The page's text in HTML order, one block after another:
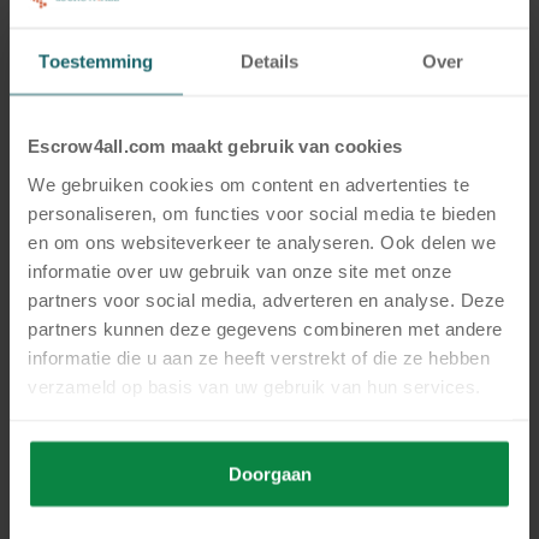
Toestemming Details Over
Escrow4all.com maakt gebruik van cookies
We gebruiken cookies om content en advertenties te
personaliseren, om functies voor social media te bieden
en om ons websiteverkeer te analyseren. Ook delen we
informatie over uw gebruik van onze site met onze
partners voor social media, adverteren en analyse. Deze
partners kunnen deze gegevens combineren met andere
informatie die u aan ze heeft verstrekt of die ze hebben
verzameld op basis van uw gebruik van hun services.
Doorgaan
kunt.
5. Meer rust, minder risico
het ook voor je collega’s. Zodat niemand hoeft te
vertrouwen op “we doen het altijd zo” of “vraag
het maar aan Jan”. Met een goedeescrowregeling
is de juiste informatie beschikbaar voor iedereen
die ‘m nodig heeft.
impliciete kennis? Wordt het tijd om daar grip op
te krijgen? Laten we praten. Dan laten we je